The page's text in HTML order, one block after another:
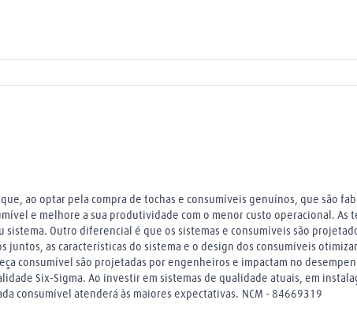
desempenho do corte. As especificações para essas
ao optar pela compra de tochas e consumíveis genuínos, que são
e melhore a sua produtividade com o menor custo operacional.
Outro diferencial é que os sistemas e consumíveis são
juntos, as características do sistema e o design dos consumíveis
consumível são projetadas por engenheiros e impactam no
Six-Sigma. Ao investir em sistemas de qualidade atuais, em
consumível atenderá às maiores expectativas. NCM - 84669319